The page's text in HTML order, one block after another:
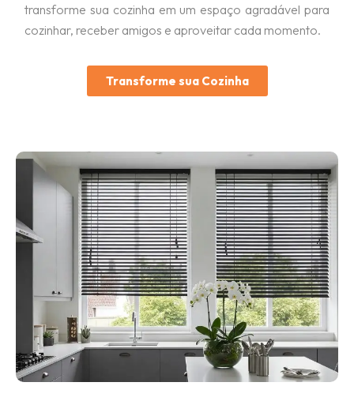
transforme sua cozinha em um espaço agradável para
cozinhar, receber amigos e aproveitar cada momento.
Transforme sua Cozinha